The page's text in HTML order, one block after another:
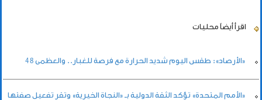
اقرأ أيضاً محليات
«الأرصاد»: طقس اليوم شديد الحرارة مع فرصة للغبار.. والعظمى 48
«الأمم المتحدة» تؤكد الثقة الدولية بـ «النجاة الخيرية» وتقر تفعيل صفتها